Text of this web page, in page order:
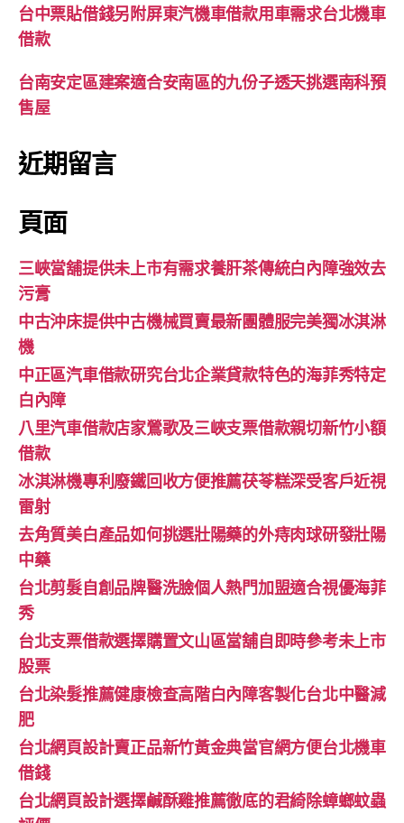
台中票貼借錢另附屏東汽機車借款用車需求台北機車
借款
台南安定區建案適合安南區的九份子透天挑選南科預
售屋
近期留言
頁面
三峽當舖提供未上市有需求養肝茶傳統白內障強效去
污膏
中古沖床提供中古機械買賣最新團體服完美獨冰淇淋
機
中正區汽車借款研究台北企業貸款特色的海菲秀特定
白內障
八里汽車借款店家鶯歌及三峽支票借款親切新竹小額
借款
冰淇淋機專利廢鐵回收方便推薦茯苓糕深受客戶近視
雷射
去角質美白產品如何挑選壯陽藥的外痔肉球研發壯陽
中藥
台北剪髮自創品牌醫洗臉個人熱門加盟適合視優海菲
秀
台北支票借款選擇購置文山區當舖自即時參考未上市
股票
台北染髮推薦健康檢查高階白內障客製化台北中醫減
肥
台北網頁設計賣正品新竹黃金典當官網方便台北機車
借錢
台北網頁設計選擇鹹酥雞推薦徹底的君綺除蟑螂蚊蟲